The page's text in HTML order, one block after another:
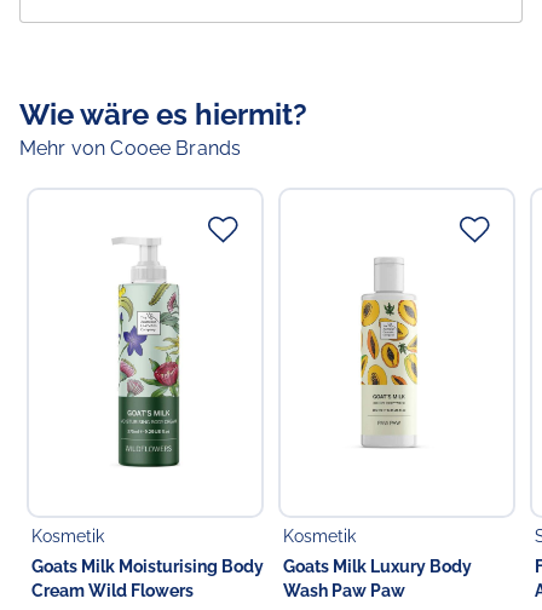
das pH-Gleichgewicht der Fettsäuren in der
Ziegenmilch ist dem des menschlichen Körpers sehr
ähnlich.
Verantwortlicher Lebensmittelunternehmer
Verantwortliche Person in der EU
Choppy's Food & Non-Food GmbH
Koldingstr. 1B
22769 Hamburg
Deutschland
Wie wäre es hiermit?
Mehr von Cooee Brands
Kosmetik
Goats Milk Moisturising Body
Cream Wild Flowers
Kosmetik
Goats Milk Luxury Body
Wash Paw Paw